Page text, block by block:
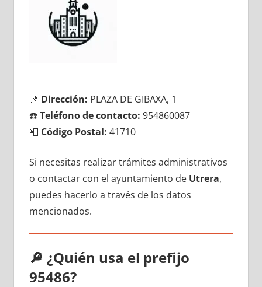
📌 Dirección: PLAZA DE GIBAXA, 1
☎️Teléfono dе contacto: 954860087
📮 Código Postal: 41710
Si necesitas realizar trámites administrativos
ο contactar сοn el ayuntamiento dе Utrera,
puedes hacerlo а través dе los datos
mencionados.
🔎 ¿Quién usa el prefijo
95486?